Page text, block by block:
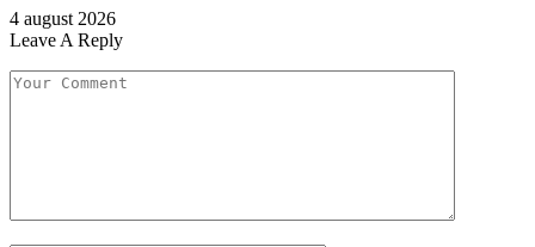
4 august 2026
Leave A Reply